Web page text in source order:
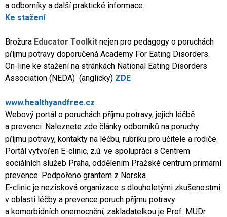
a odborníky a další praktické informace.
Ke stažení
Brožura Educator Toolkit nejen pro pedagogy o poruchách
příjmu potravy doporučená Academy For Eating Disorders.
On-line ke stažení na stránkách National Eating Disorders
Association (NEDA) (anglicky) ZDE
www.healthyandfree.cz
Webový portál o poruchách příjmu potravy, jejich léčbě
a prevenci. Naleznete zde články odborníků na poruchy
příjmu potravy, kontakty na léčbu, rubriku pro učitele a rodiče.
Portál vytvořen E-clinic, z.ú. ve spolupráci s Centrem
sociálních služeb Praha, oddělením Pražské centrum primární
prevence. Podpořeno grantem z Norska.
E-clinic je nezisková organizace s dlouholetými zkušenostmi
v oblasti léčby a prevence poruch příjmu potravy
a komorbidních onemocnění, zakladatelkou je Prof. MUDr.